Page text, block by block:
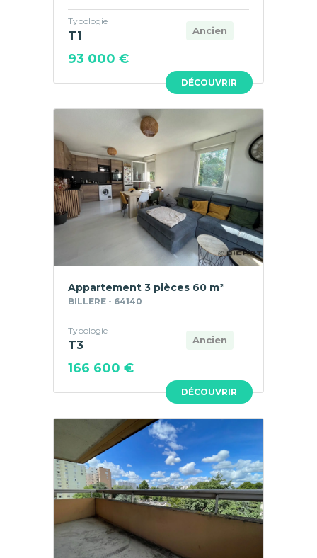
DÉCOUVRIR
Ancien
Typologie
T1
93 000 €
DÉCOUVRIR
Appartement 3 pièces 60 m²
BILLERE - 64140
Ancien
Typologie
T3
166 600 €